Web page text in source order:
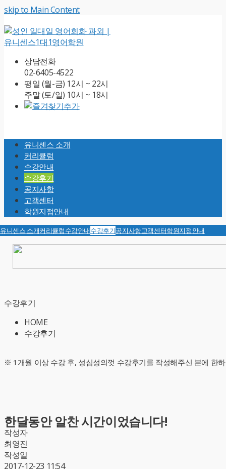
skip to Main Content
상담전화
02-6405-4522
평일 (월-금) 12시 ~ 22시
주말 (토/일) 10시 ~ 18시
Menu유니센스 소개
커리큘럼
수강안내
수강후기
공지사항
고객센터
학원지점안내
유니센스 소개커리큘럼수강안내수강후기공지사항고객센터학원지점안내
수강후기
HOME
수강후기
※ 1개월 이상 수강 후, 성심성의껏 수강후기를 작성해주신 분에 한
한달동안 알찬 시간이었습니다!
작성자
최영진
작성일
2017-12-23 11:54